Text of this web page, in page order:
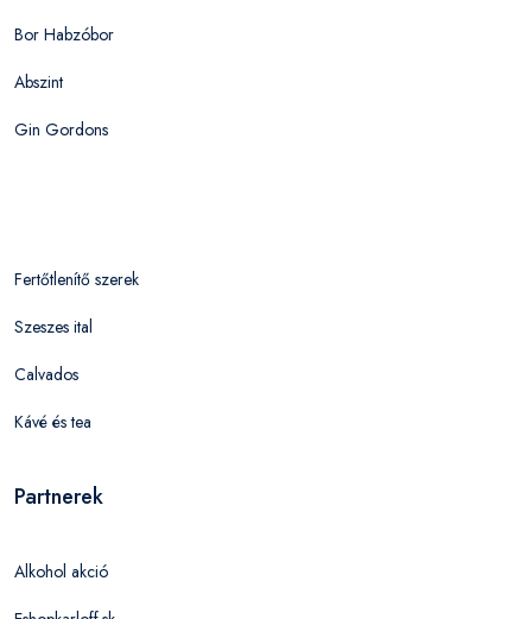
Bor Habzóbor
Abszint
Gin Gordons
Fertőtlenítő szerek
Szeszes ital
Calvados
Kávé és tea
Partnerek
Alkohol akció